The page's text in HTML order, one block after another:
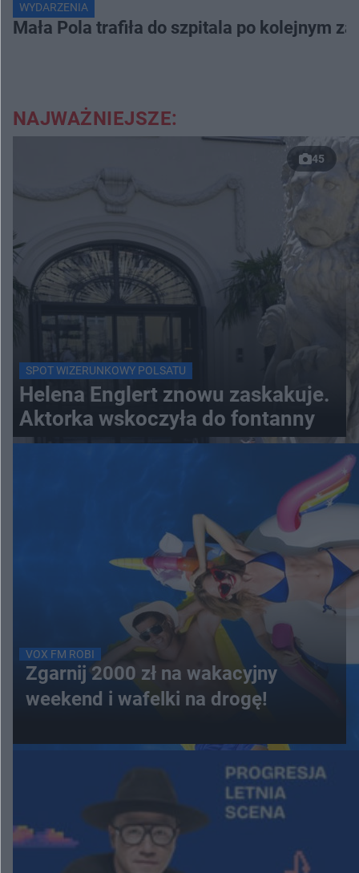
WYDARZENIA
Mała Pola trafiła do szpitala po kolejnym
NAJWAŻNIEJSZE:
45
SPOT WIZERUNKOWY POLSATU
Helena Englert znowu zaskakuje.
Aktorka wskoczyła do fontanny
VOX FM ROBI
Zgarnij 2000 zł na wakacyjny
weekend i wafelki na drogę!